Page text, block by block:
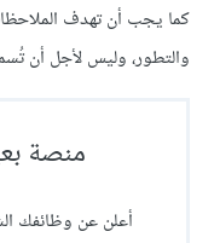
كما يجب أن تهدف
والتطور، وليس لأجل أن
منصة
أعلن عن وظائفك